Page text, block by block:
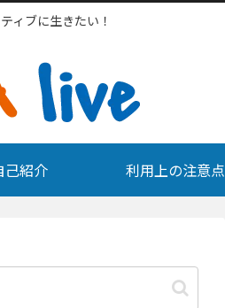
ィブに生きたい！
己紹介 利用上の注意点